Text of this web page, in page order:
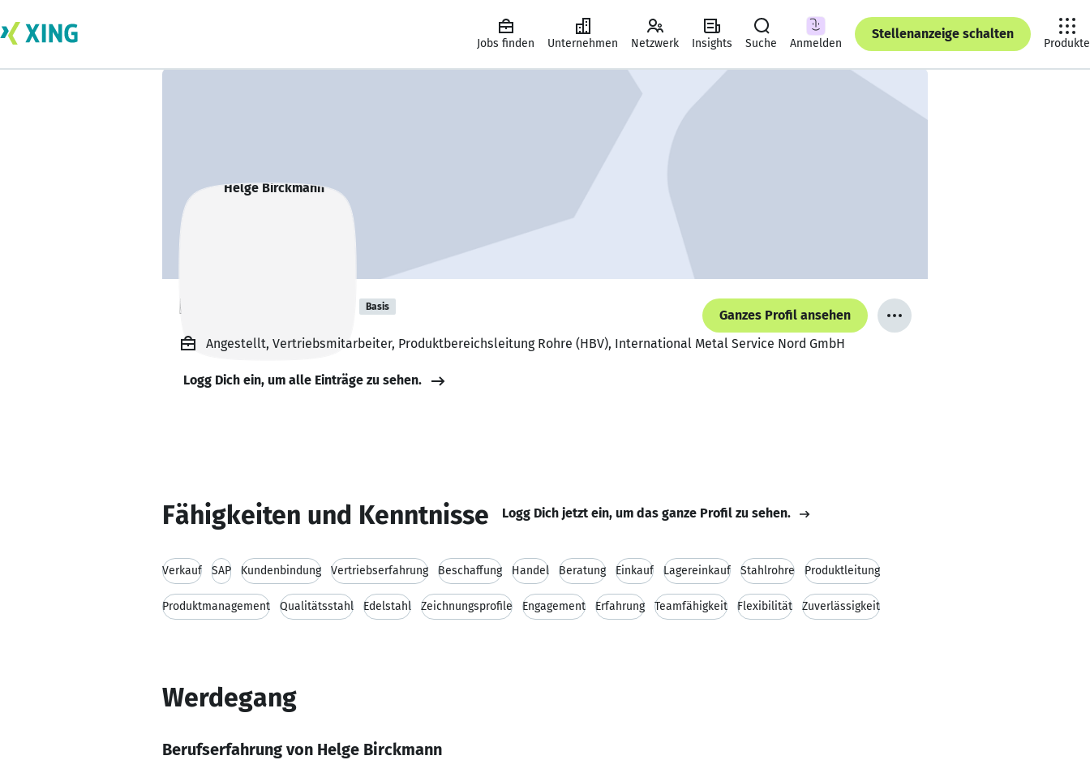
Jobs finden Unternehmen Netzwerk Insights Suche Anmelden
Stellenanzeige schalten
Produkte
Helge Birckmann Basis
Ganzes Profil ansehen
Angestellt, Vertriebsmitarbeiter, Produktbereichsleitung Rohre (HBV), International Metal Service Nord GmbH
Logg Dich ein, um alle Einträge zu sehen.
Fähigkeiten und Kenntnisse Logg Dich jetzt ein, um das ganze Profil zu sehen.
Verkauf SAP Kundenbindung Vertriebserfahrung Beschaffung Handel Beratung Einkauf Lagereinkauf Stahlrohre Produktleitung
Produktmanagement Qualitätsstahl Edelstahl Zeichnungsprofile Engagement Erfahrung Teamfähigkeit Flexibilität Zuverlässigkeit
Werdegang
Berufserfahrung von Helge Birckmann